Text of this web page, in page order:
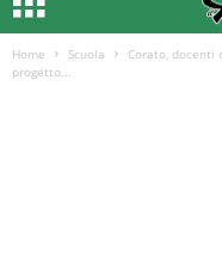
Home Scuola
Corato, docenti
progetto...